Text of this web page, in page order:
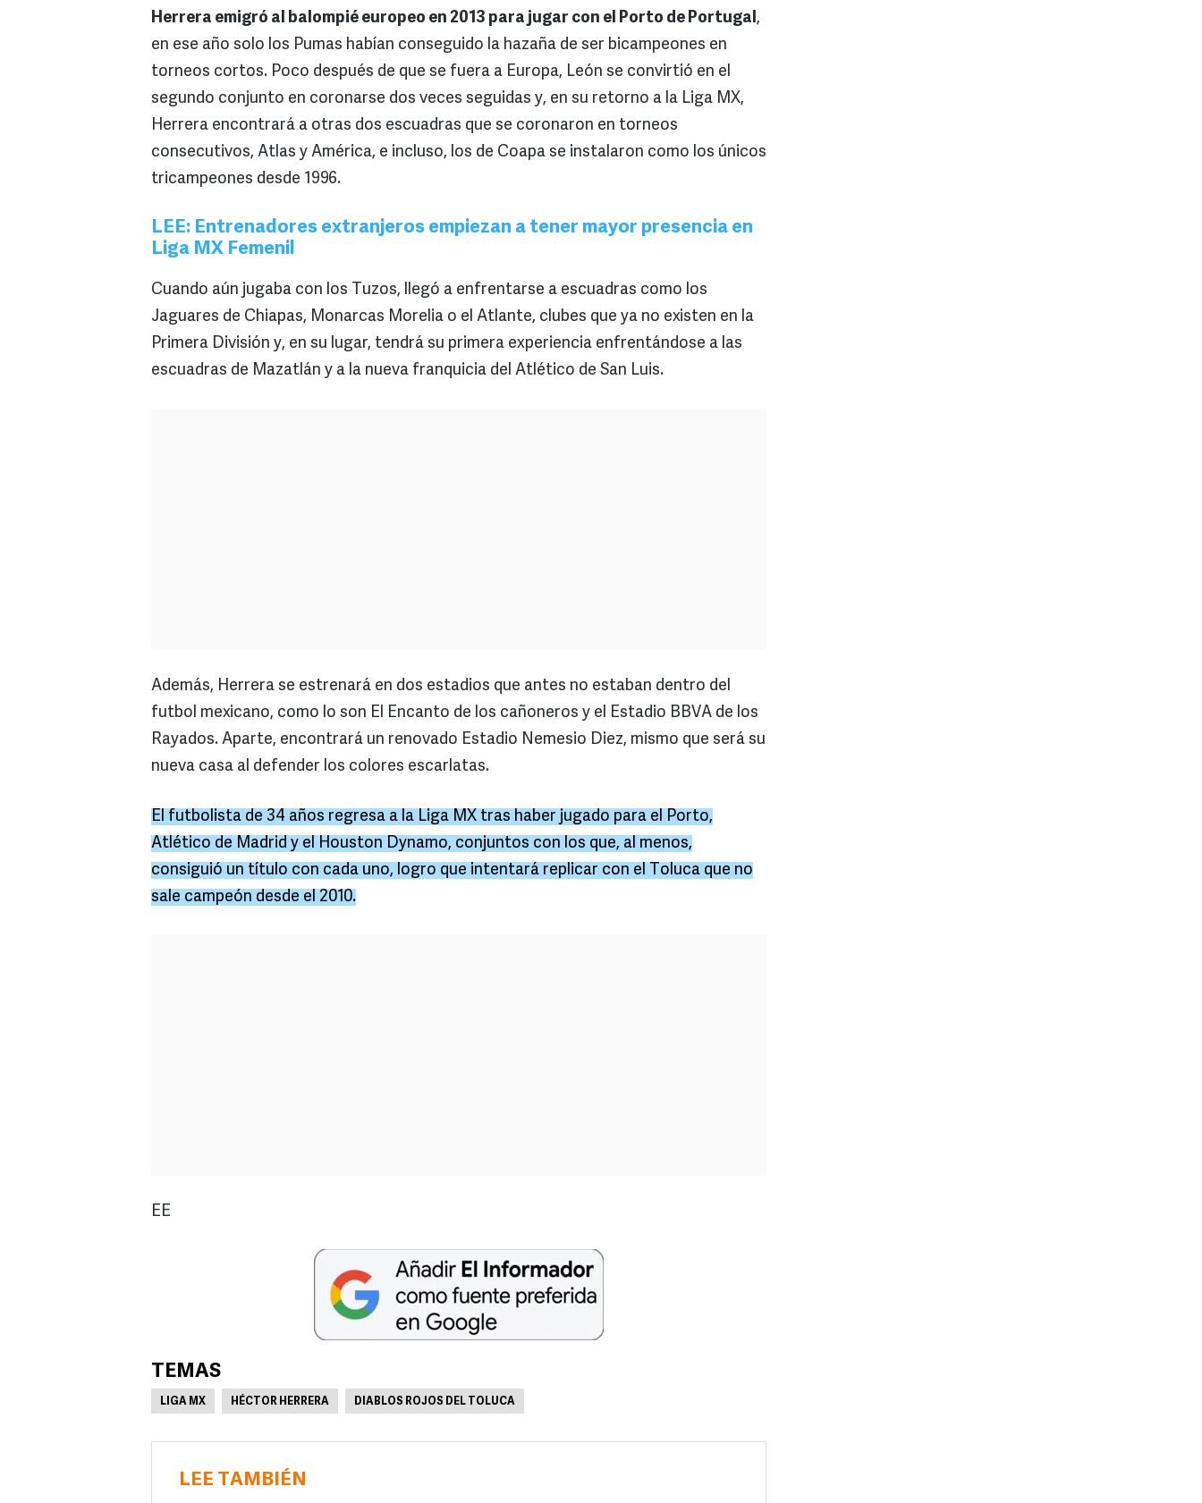
Herrera emigró al balompié europeo en 2013 para jugar con el Porto de Portugal,
en ese año solo los Pumas habían conseguido la hazaña de ser bicampeones en
torneos cortos. Poco después de que se fuera a Europa, León se convirtió en el
segundo conjunto en coronarse dos veces seguidas y, en su retorno a la Liga MX,
Herrera encontrará a otras dos escuadras que se coronaron en torneos
consecutivos, Atlas y América, e incluso, los de Coapa se instalaron como los únicos
tricampeones desde 1996.
LEE: Entrenadores extranjeros empiezan a tener mayor presencia en
Liga MX Femenil
Cuando aún jugaba con los Tuzos, llegó a enfrentarse a escuadras como los
Jaguares de Chiapas, Monarcas Morelia o el Atlante, clubes que ya no existen en la
Primera División y, en su lugar, tendrá su primera experiencia enfrentándose a las
escuadras de Mazatlán y a la nueva franquicia del Atlético de San Luis.
Además, Herrera se estrenará en dos estadios que antes no estaban dentro del
futbol mexicano, como lo son El Encanto de los cañoneros y el Estadio BBVA de los
Rayados. Aparte, encontrará un renovado Estadio Nemesio Diez, mismo que será su
nueva casa al defender los colores escarlatas.
El futbolista de 34 años regresa a la Liga MX tras haber jugado para el Porto,
Atlético de Madrid y el Houston Dynamo, conjuntos con los que, al menos,
consiguió un título con cada uno, logro que intentará replicar con el Toluca que no
sale campeón desde el 2010.
EE
TEMAS
LIGA MX HÉCTOR HERRERA DIABLOS ROJOS DEL TOLUCA
LEE TAMBIÉN